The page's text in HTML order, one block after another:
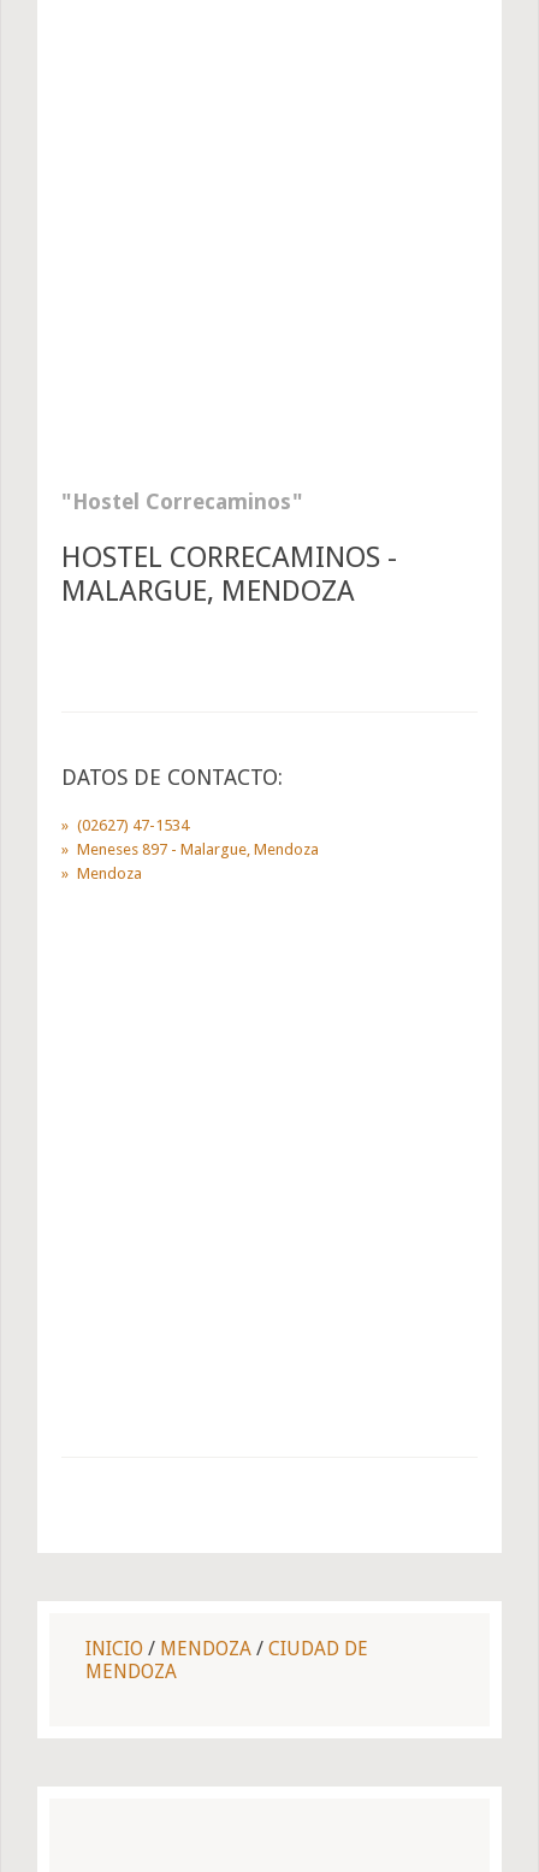
Hostel Correcaminos
HOSTEL CORRECAMINOS -
MALARGUE, MENDOZA
DATOS DE CONTACTO:
(02627) 47-1534
Meneses 897 - Malargue, Mendoza
Mendoza
INICIO / MENDOZA / CIUDAD DE
MENDOZA